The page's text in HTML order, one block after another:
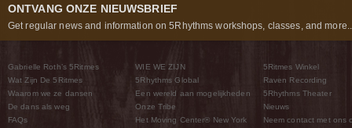
ONTVANG ONZE NIEUWSBRIEF
Get regular news and information on 5Rhythms workshops, classes, and
Gabrielle Roth’s 5Ritmes
Wat Zijn De 5Ritmes
Waarom we ze dansen
De dans als weg
FAQs
WIE WE ZIJN
5Rhythms Global
Een wereld aan mogelijkheden
Onze Tribe
Het Moving Center® New York
5Ritmes Winkel
Raven Recording
5Rhythms Theater
Nieuws
Neem contact met ons